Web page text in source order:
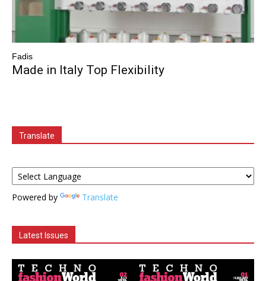
Fadis
Made in Italy Top Flexibility
Translate
Powered by Translate
Latest Issues